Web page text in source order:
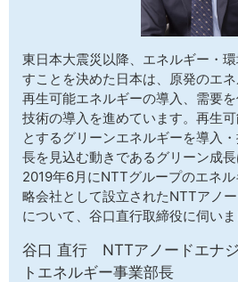
東日本大震災以降、エネルギー・
すことを決めた日本は、原発のエ
再生可能エネルギーの導入、需要
技術の導入を進めています。再生
とするグリーンエネルギーを導入
長を見込む動きであるグリーン成長
2019年6月にNTTグループのエネ
略会社として設立されたNTTアノ
について、谷口直行取締役に伺いま
谷口 直行 NTTアノードエ
トエネルギー事業部長